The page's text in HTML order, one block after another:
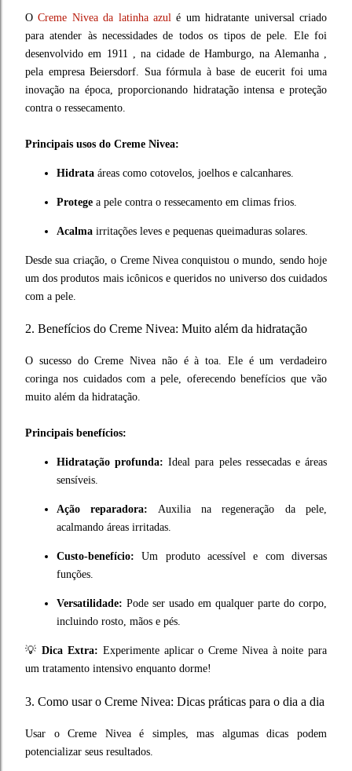
OCreme Nivea da latinha azul é um hidratante universal criado
para atender às necessidades de todos os tipos de pele. Ele foi
desenvolvido em 1911 , na cidade de Hamburgo, na Alemanha ,
pela empresa Beiersdorf. Sua fórmula à base de eucerit foi uma
inovação na época, proporcionando hidratação intensa e proteção
contra o ressecamento.
Principais usos do Creme Nivea:
Hidrata áreas como cotovelos, joelhos e calcanhares.
Protege a pele contra o ressecamento em climas frios.
Acalma irritações leves e pequenas queimaduras solares.
Desde sua criação, o Creme Nivea conquistou o mundo, sendo hoje
um dos produtos mais icônicos e queridos no universo dos cuidados
com a pele.
2. Benefícios do Creme Nivea: Muito além da hidratação
O sucesso do Creme Nivea não é à toa. Ele é um verdadeiro
coringa nos cuidados com a pele, oferecendo benefícios que vão
muito além da hidratação.
Principais benefícios:
Hidratação profunda: Ideal para peles ressecadas e áreas
sensíveis.
Ação reparadora: Auxilia na regeneração da pele,
acalmando áreas irritadas.
Custo-benefício:Um produto acessível e com diversas
funções.
Versatilidade: Pode ser usado em qualquer parte do corpo,
incluindo rosto, mãos e pés.
💡 Dica Extra: Experimente aplicar o Creme Nivea à noite para
um tratamento intensivo enquanto dorme!
3. Como usar o Creme Nivea: Dicas práticas para o dia a dia
Usar o Creme Nivea é simples, mas algumas dicas podem
potencializar seus resultados.